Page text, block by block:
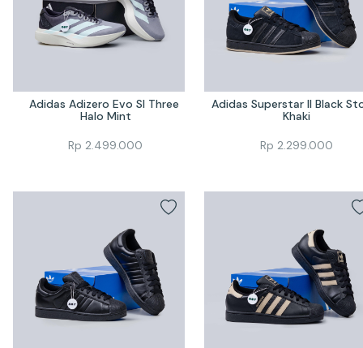
Adidas Adizero Evo Sl Three
Halo Mint
Rp 2.499.000
Adidas Superstar II Black
Khaki
Rp 2.299.000